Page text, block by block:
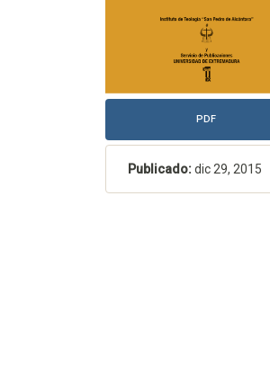
PDF
Publicado:dic 29, 2015